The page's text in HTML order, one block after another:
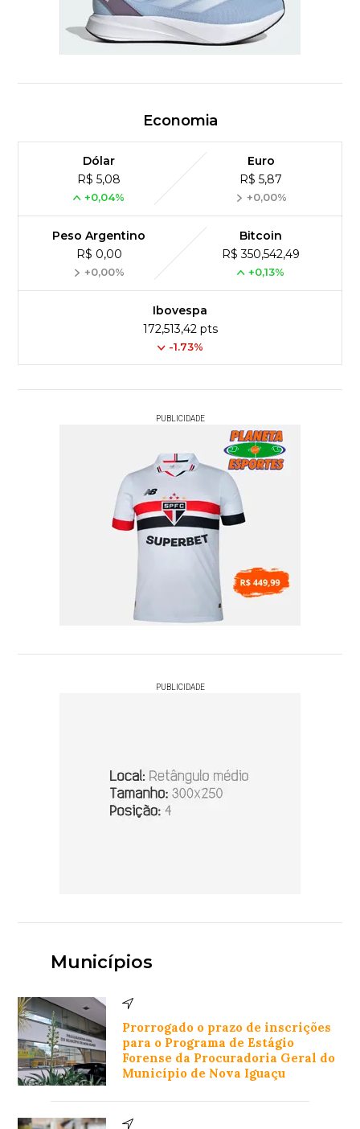
Economia
Dólar
R$ 5,08
+0,04%
Euro
R$ 5,87
+0,00%
Peso Argentino
R$ 0,00
+0,00%
Bitcoin
R$ 350,542,49
+0,13%
Ibovespa
172,513,42 pts
-1.73%
PUBLICIDADE
PUBLICIDADE
Municípios
Prorrogado o prazo de inscrições
para o Programa de Estágio
Forense da Procuradoria Geral do
Município de Nova Iguaçu